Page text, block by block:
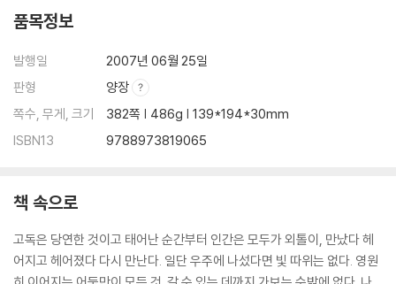
품목정보
발행일
2007년 06월 25일
판형
양장
쪽수, 무게, 크기
382쪽 | 486g | 139*194*30mm
ISBN13
9788973819065
책 속으로
고독은 당연한 것이고 태어난 순간부터 인간은 모두가 외톨이, 만났다 헤
어지고 헤어졌다 다시 만난다. 일단 우주에 나섰다면 빛 따위는 없다. 영원